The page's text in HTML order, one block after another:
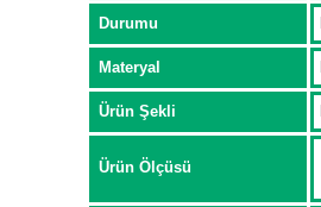
Durumu
Materyal
Ürün Şekli
Ürün Ölçüsü